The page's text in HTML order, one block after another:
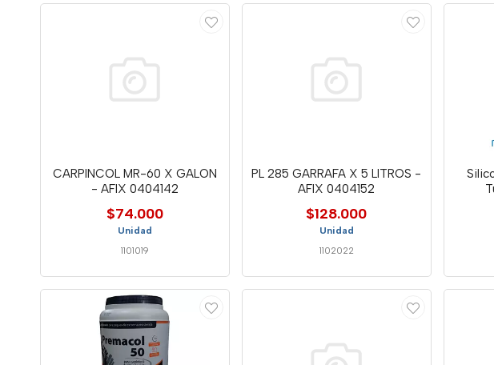
CARPINCOL MR-60 X GALON
- AFIX 0404142
$74.000
Unidad
1101019
PL 285 GARRAFA X 5 LITROS -
AFIX 0404152
$128.000
Unidad
1102022